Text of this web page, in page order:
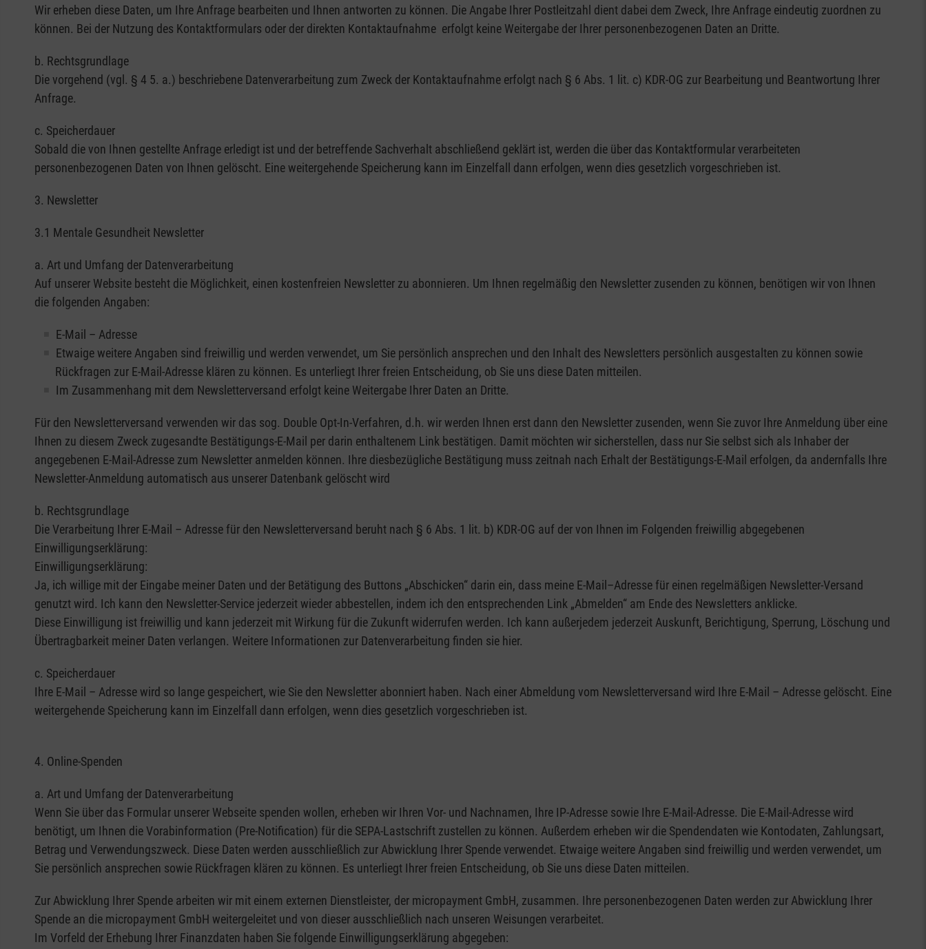
Wir erheben diese Daten, um Ihre Anfrage bearbeiten und Ihnen antworten zu können. Die Angabe Ihrer Postleitzahl dient dabei dem Zweck, Ihre Anfrage eindeutig zuordnen zu
können. Bei der Nutzung des Kontaktformulars oder der direkten Kontaktaufnahme erfolgt keine Weitergabe der Ihrer personenbezogenen Daten an Dritte.
b. Rechtsgrundlage
Die vorgehend (vgl. § 4 5. a.) beschriebene Datenverarbeitung zum Zweck der Kontaktaufnahme erfolgt nach § 6 Abs. 1 lit. c) KDR-OG zur Bearbeitung und Beantwortung Ihrer
Anfrage.
c. Speicherdauer
Sobald die von Ihnen gestellte Anfrage erledigt ist und der betreffende Sachverhalt abschließend geklärt ist, werden die über das Kontaktformular verarbeiteten
personenbezogenen Daten von Ihnen gelöscht. Eine weitergehende Speicherung kann im Einzelfall dann erfolgen, wenn dies gesetzlich vorgeschrieben ist.
3. Newsletter
3.1 Mentale Gesundheit Newsletter
a. Art und Umfang der Datenverarbeitung
Auf unserer Website besteht die Möglichkeit, einen kostenfreien Newsletter zu abonnieren. Um Ihnen regelmäßig den Newsletter zusenden zu können, benötigen wir von Ihnen
die folgenden Angaben:
E-Mail – Adresse
Etwaige weitere Angaben sind freiwillig und werden verwendet, um Sie persönlich ansprechen und den Inhalt des Newsletters persönlich ausgestalten zu können sowie
Rückfragen zur E-Mail-Adresse klären zu können. Es unterliegt Ihrer freien Entscheidung, ob Sie uns diese Daten mitteilen.
Im Zusammenhang mit dem Newsletterversand erfolgt keine Weitergabe Ihrer Daten an Dritte.
Für den Newsletterversand verwenden wir das sog. Double Opt-In-Verfahren, d.h. wir werden Ihnen erst dann den Newsletter zusenden, wenn Sie zuvor Ihre Anmeldung über eine
Ihnen zu diesem Zweck zugesandte Bestätigungs-E-Mail per darin enthaltenem Link bestätigen. Damit möchten wir sicherstellen, dass nur Sie selbst sich als Inhaber der
angegebenen E-Mail-Adresse zum Newsletter anmelden können. Ihre diesbezügliche Bestätigung muss zeitnah nach Erhalt der Bestätigungs-E-Mail erfolgen, da andernfalls Ihre
Newsletter-Anmeldung automatisch aus unserer Datenbank gelöscht wird
b. Rechtsgrundlage
Die Verarbeitung Ihrer E-Mail – Adresse für den Newsletterversand beruht nach § 6 Abs. 1 lit. b) KDR-OG auf der von Ihnen im Folgenden freiwillig abgegebenen
Einwilligungserklärung:
Einwilligungserklärung:
Ja, ich willige mit der Eingabe meiner Daten und der Betätigung des Buttons „Abschicken“ darin ein, dass meine E-Mail–Adresse für einen regelmäßigen Newsletter-Versand
genutzt wird. Ich kann den Newsletter-Service jederzeit wieder abbestellen, indem ich den entsprechenden Link „Abmelden“ am Ende des Newsletters anklicke.
Diese Einwilligung ist freiwillig und kann jederzeit mit Wirkung für die Zukunft widerrufen werden. Ich kann außerjedem jederzeit Auskunft, Berichtigung, Sperrung, Löschung und
Übertragbarkeit meiner Daten verlangen. Weitere Informationen zur Datenverarbeitung finden sie hier.
c. Speicherdauer
Ihre E-Mail – Adresse wird so lange gespeichert, wie Sie den Newsletter abonniert haben. Nach einer Abmeldung vom Newsletterversand wird Ihre E-Mail – Adresse gelöscht. Eine
weitergehende Speicherung kann im Einzelfall dann erfolgen, wenn dies gesetzlich vorgeschrieben ist.
4. Online-Spenden
a. Art und Umfang der Datenverarbeitung
Wenn Sie über das Formular unserer Webseite spenden wollen, erheben wir Ihren Vor- und Nachnamen, Ihre IP-Adresse sowie Ihre E-Mail-Adresse. Die E-Mail-Adresse wird
benötigt, um Ihnen die Vorabinformation (Pre-Notification) für die SEPA-Lastschrift zustellen zu können. Außerdem erheben wir die Spendendaten wie Kontodaten, Zahlungsart,
Betrag und Verwendungszweck. Diese Daten werden ausschließlich zur Abwicklung Ihrer Spende verwendet. Etwaige weitere Angaben sind freiwillig und werden verwendet, um
Sie persönlich ansprechen sowie Rückfragen klären zu können. Es unterliegt Ihrer freien Entscheidung, ob Sie uns diese Daten mitteilen.
Zur Abwicklung Ihrer Spende arbeiten wir mit einem externen Dienstleister, der micropayment GmbH, zusammen. Ihre personenbezogenen Daten werden zur Abwicklung Ihrer
Spende an die micropayment GmbH weitergeleitet und von dieser ausschließlich nach unseren Weisungen verarbeitet.
Im Vorfeld der Erhebung Ihrer Finanzdaten haben Sie folgende Einwilligungserklärung abgegeben: